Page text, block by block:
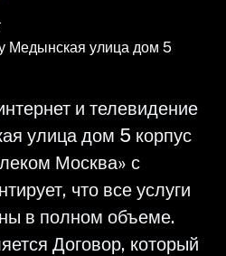
Медынская улица дом 5
и телевидение
улица дом 5 корпус
Москва» с
что все услуги
в полном объеме.
Договор, который